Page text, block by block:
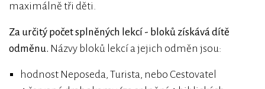
maximálně tři děti.
Za určitý počet splněných lekcí - bloků získává dítě
odměnu. Názvy bloků lekcí a jejich odměn jsou:
hodnost Neposeda, Turista, nebo Cestovatel